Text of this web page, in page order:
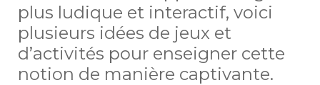
plus ludique et interactif, voici
plusieurs idées de jeux et
d’activités pour enseigner cette
notion de manière captivante.